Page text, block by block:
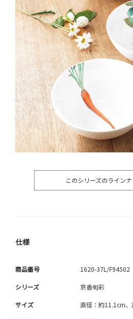
このシリーズのライン
仕様
商品番号 1620-37L/F94502
シリーズ 京香旬彩
サイズ 直径：約11.1cm